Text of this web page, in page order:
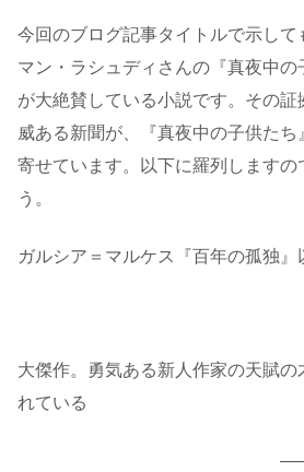
今回のブログ記事タイトルで示し
マン・ラシュディさんの『真夜中の
が大絶賛している小説です。その
威ある新聞が、『真夜中の子供たち
寄せています。以下に羅列しますの
う。
ガルシア＝マルケス『百年の孤独』
大傑作。勇気ある新人作家の天賦の
れている
――